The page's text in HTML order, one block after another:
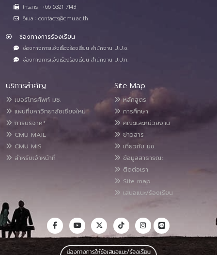
โทรสาร : +66 5321 7143
อีเมล : contacts@cmu.ac.th
ช่องทางการร้องเรียน
ช่องทางการแจ้งเรื่องร้องเรียน สำนักงาน ป.ป.ช.
ช่องทางการแจ้งเรื่องร้องเรียน สำนักงาน ป.ป.ท.
บริการสำคัญ
เบอร์โทรศัพท์ มช.
แผนที่มหาวิทยาลัยเชียงใหม่
การบริจาค*
CMU MAIL
CMU MIS
สำหรับเจ้าหน้าที่
Site Map
หลักสูตร
การศึกษา
คณะและหน่วยงาน
ข่าวสาร
เกี่ยวกับ มช.
ข้อมูลสาธารณะ
ติดต่อเรา
Site map
เสนอแนะ/ร้องเรียน